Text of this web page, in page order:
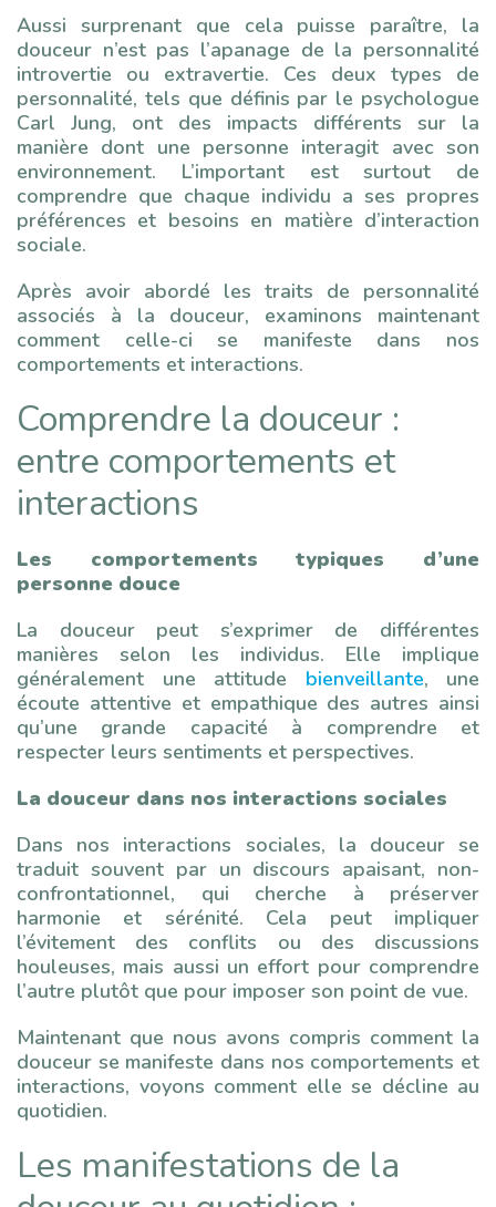
Aussi surprenant que cela puisse paraître, la
douceur n’est pas l’apanage de la personnalité
introvertie ou extravertie. Ces deux types de
personnalité, tels que définis par le psychologue
Carl Jung, ont des impacts différents sur la
manière dont une personne interagit avec son
environnement. L’important est surtout de
comprendre que chaque individu a ses propres
préférences et besoins en matière d’interaction
sociale.
Après avoir abordé les traits de personnalité
associés à la douceur, examinons maintenant
comment celle-ci se manifeste dans nos
comportements et interactions.
Comprendre la douceur :
entre comportements et
interactions
Les comportements typiques d’une
personne douce
La douceur peut s’exprimer de différentes
manières selon les individus. Elle implique
généralement une attitude bienveillante, une
écoute attentive et empathique des autres ainsi
qu’une grande capacité à comprendre et
respecter leurs sentiments et perspectives.
La douceur dans nos interactions sociales
Dans nos interactions sociales, la douceur se
traduit souvent par un discours apaisant, non-
confrontationnel, qui cherche à préserver
harmonie et sérénité. Cela peut impliquer
l’évitement des conflits ou des discussions
houleuses, mais aussi un effort pour comprendre
l’autre plutôt que pour imposer son point de vue.
Maintenant que nous avons compris comment la
douceur se manifeste dans nos comportements et
interactions, voyons comment elle se décline au
quotidien.
Les manifestations de la